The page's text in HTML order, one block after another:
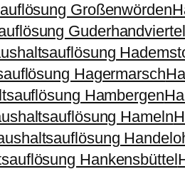
Großenwörden
Guderhandviertel
Hagermarsch
Hambergen
Hameln
Hankensbüttel